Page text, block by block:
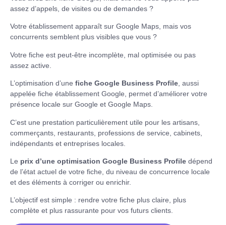
assez d’appels, de visites ou de demandes ?
Votre établissement apparaît sur Google Maps, mais vos
concurrents semblent plus visibles que vous ?
Votre fiche est peut-être incomplète, mal optimisée ou pas
assez active.
L’optimisation d’une fiche Google Business Profile , aussi
appelée fiche établissement Google, permet d’améliorer votre
présence locale sur Google et Google Maps.
C’est une prestation particulièrement utile pour les artisans,
commerçants, restaurants, professions de service, cabinets,
indépendants et entreprises locales.
Le prix d’une optimisation Google Business Profile dépend
de l’état actuel de votre fiche, du niveau de concurrence locale
et des éléments à corriger ou enrichir.
L’objectif est simple : rendre votre fiche plus claire, plus
complète et plus rassurante pour vos futurs clients.